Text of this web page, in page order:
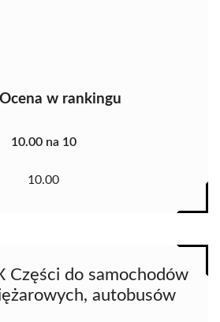
Ocena w rankingu
10.00 na 10
10.00
Części do samochodów
autobusów